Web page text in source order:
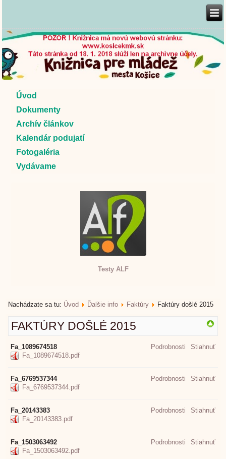
Úvod
Dokumenty
Archív článkov
Kalendár podujatí
Fotogaléria
Vydávame
Testy ALF
Nachádzate sa tu: Úvod Ďalšie info Faktúry Faktúry došlé 2015
FAKTÚRY DOŠLÉ 2015
Fa_1089674518
Fa_1089674518.pdf
Stiahnuť
Podrobnosti
Fa_6769537344
Fa_6769537344.pdf
Stiahnuť
Podrobnosti
Fa_20143383
Fa_20143383.pdf
Stiahnuť
Podrobnosti
Fa_1503063492
Fa_1503063492.pdf
Stiahnuť
Podrobnosti